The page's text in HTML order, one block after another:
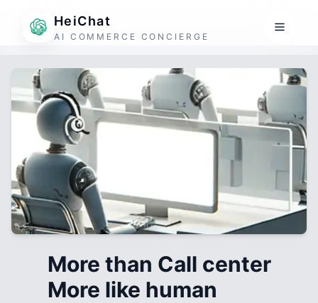
HeiChat
AI COMMERCE CONCIERGE
More than Call center
More like human